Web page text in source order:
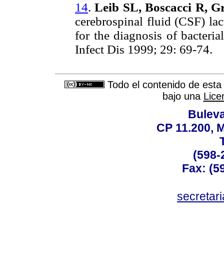
14. Leib SL, Boscacci R,
cerebrospinal fluid (CSF)
for the diagnosis of
Infect Dis 1999; 29: 69-74.
Todo el contenido de
bajo una
CP 11.200,
(598-
Fax: